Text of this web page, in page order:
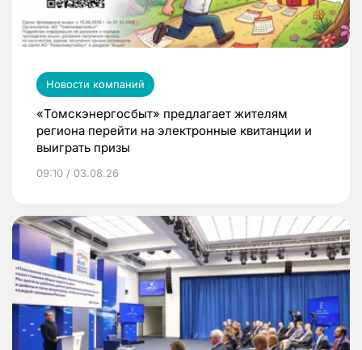
Новости компаний
«Томскэнергосбыт» предлагает жителям
региона перейти на электронные квитанции и
выиграть призы
09:10 / 03.08.26